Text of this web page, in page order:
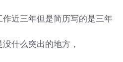
近三年但是简历写的是三年
什么突出的地方，